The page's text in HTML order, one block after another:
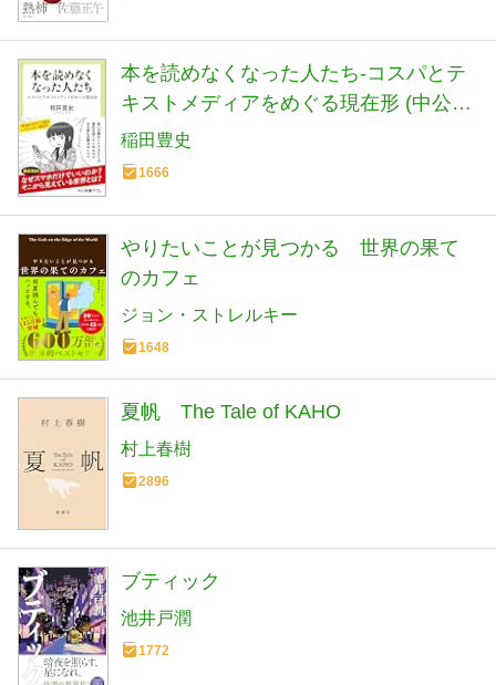
本を読めなくなった人たち-コスパとテ
キストメディアをめぐる現在形 (中公新
書ラクレ 861)
稲田豊史
1666
やりたいことが見つかる 世界の果て
のカフェ
ジョン・ストレルキー
1648
夏帆 The Tale of KAHO
村上春樹
2896
ブティック
池井戸潤
1772